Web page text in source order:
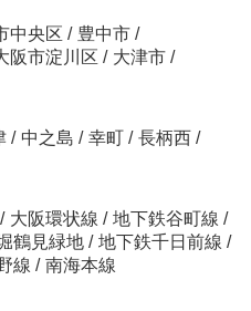
中央区 / 豊中市 /
阪市淀川区 / 大津市 /
/ 中之島 / 幸町 / 長柄西 /
/ 大阪環状線 / 地下鉄谷町線 /
鶴見緑地 / 地下鉄千日前線 /
線 / 南海本線